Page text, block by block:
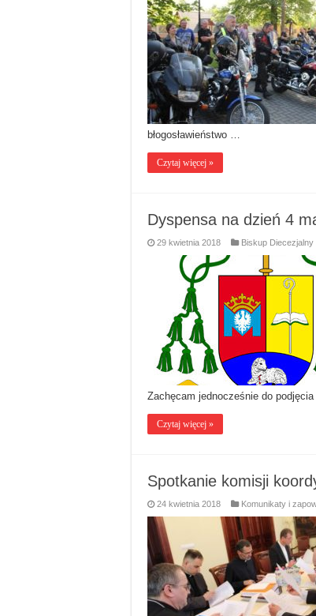
błogosławieństwo …
Czytaj więcej »
Dyspensa na dzień 4
29 kwietnia 2018 Biskup Diecezjalny
Zachęcam jednocześnie do
Czytaj więcej »
Spotkanie komisji
24 kwietnia 2018 Komunikaty i